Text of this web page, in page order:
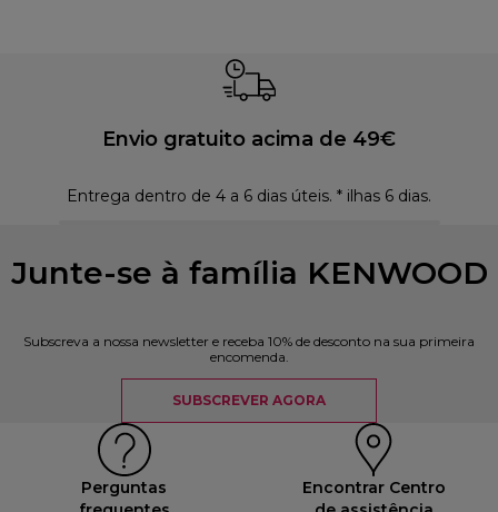
Envio gratuito acima de 49€
Entrega dentro de 4 a 6 dias úteis. * ilhas 6 dias.
Junte-se à família KENWOOD
Subscreva a nossa newsletter e receba 10% de desconto na sua primeira
encomenda.
SUBSCREVER AGORA
Perguntas
Encontrar Centro